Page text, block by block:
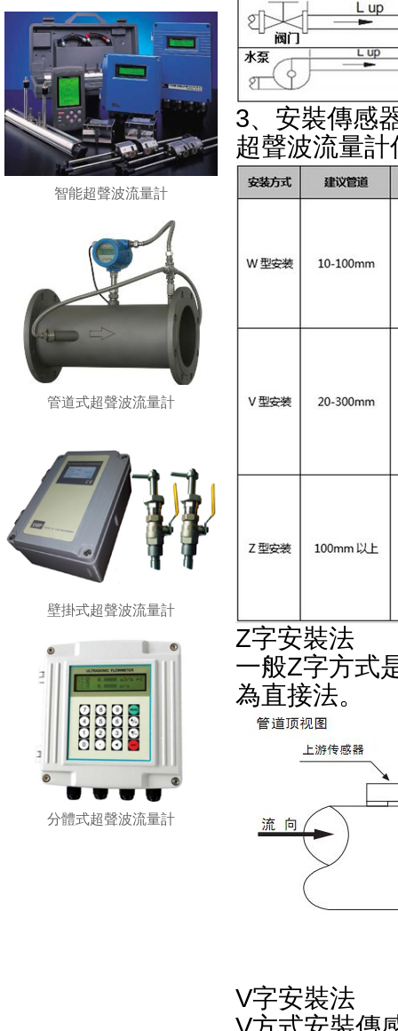
智能超聲波流量計
管道式超聲波流量計
壁掛式超聲波流量計
分體式超聲波流量計
3、安裝傳感
超聲波流量
Z字安裝法
一般Z字方式
為直接法。
V字安裝法